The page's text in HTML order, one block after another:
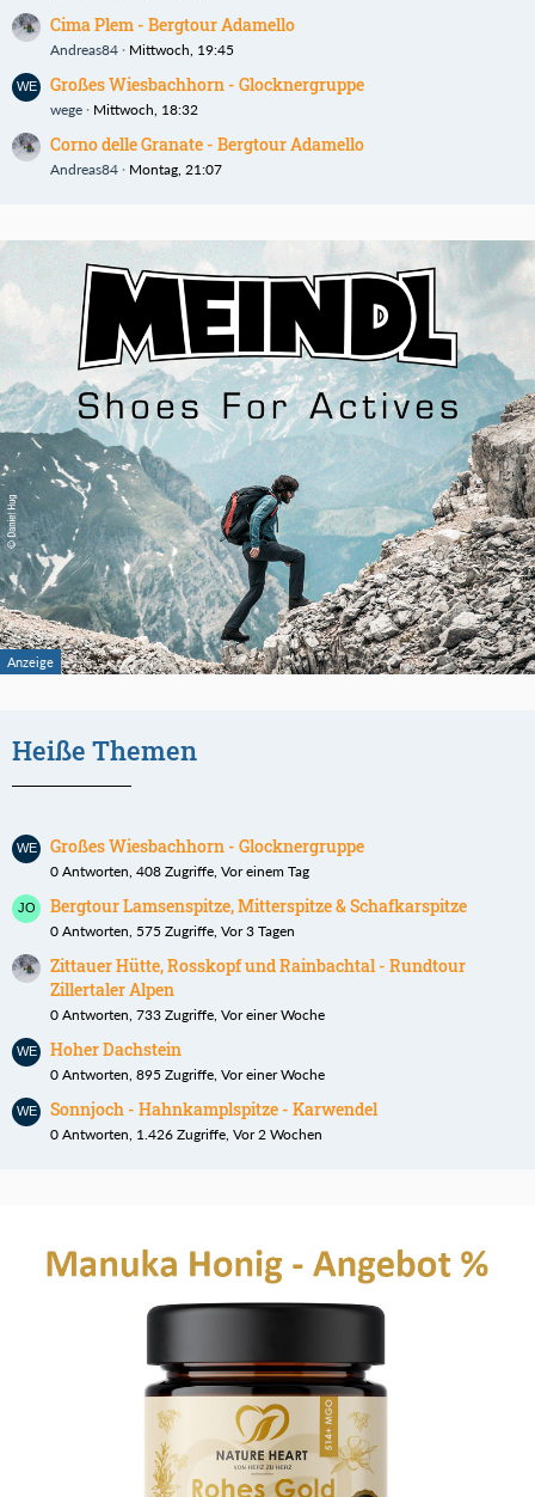
Cima Plem - Bergtour Adamello
Andreas84 Mittwoch, 19:45
Großes Wiesbachhorn - Glocknergruppe
wege Mittwoch, 18:32
Corno delle Granate - Bergtour Adamello
Andreas84 Montag, 21:07
Heiße Themen
Großes Wiesbachhorn - Glocknergruppe
0 Antworten, 408 Zugriffe, Vor einem Tag
Bergtour Lamsenspitze, Mitterspitze & Schafkarspitze
0 Antworten, 575 Zugriffe, Vor 3 Tagen
Zittauer Hütte, Rosskopf und Rainbachtal - Rundtour
Zillertaler Alpen
0 Antworten, 733 Zugriffe, Vor einer Woche
Hoher Dachstein
0 Antworten, 895 Zugriffe, Vor einer Woche
Sonnjoch - Hahnkamplspitze - Karwendel
0 Antworten, 1.426 Zugriffe, Vor 2 Wochen